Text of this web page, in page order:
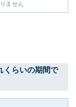
ません
くらいの期間で